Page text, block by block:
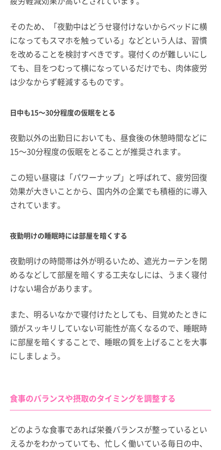
そのため、「夜勤中はどうせ寝付けないからベッドに横
になってもスマホを触っている」などという人は、習慣
を改めることを検討すべきです。寝付くのが難しいにし
ても、目をつむって横になっているだけでも、肉体疲労
は少なからず軽減するものです。
日中も15～30分程度の仮眠をとる
夜勤以外の出勤日においても、昼食後の休憩時間などに
15～30分程度の仮眠をとることが推奨されます。
この短い昼寝は「パワーナップ」と呼ばれて、疲労回復
効果が大きいことから、国内外の企業でも積極的に導入
されています。
夜勤明けの睡眠時には部屋を暗くする
夜勤明けの時間帯は外が明るいため、遮光カーテンを閉
めるなどして部屋を暗くする工夫なしには、うまく寝付
けない場合があります。
また、明るいなかで寝付けたとしても、目覚めたときに
頭がスッキリしていない可能性が高くなるので、睡眠時
に部屋を暗くすることで、睡眠の質を上げることを大事
にしましょう。
食事のバランスや摂取のタイミングを調整する
どのような食事であれば栄養バランスが整っているとい
えるかをわかっていても、忙しく働いている毎日の中、